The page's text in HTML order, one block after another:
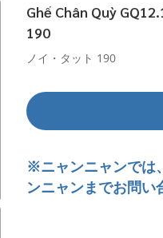
Ghế Chân Quỳ
190
ノイ・タット 190
※ニャンニャンでは
ンニャンまでお問い